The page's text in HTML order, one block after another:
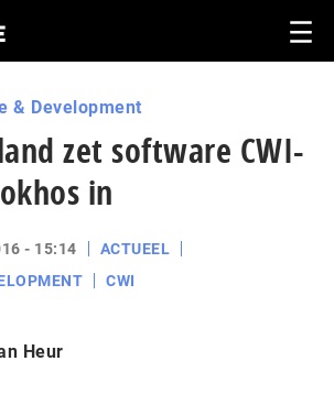
& Development
zet software CWI-
in
- 15:14
ACTUEEL
CWI
Heur